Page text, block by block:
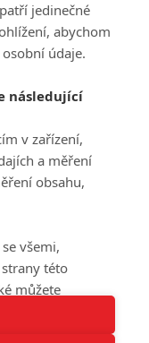
PŘIHLÁSIT
REGISTROVAT
serialy@fandimefilmu.cz
nám na e-mail
|Pravidla webu
All rights reserved /
jedinečné
abychom
údaje.
následující
v zařízení,
a měření
obsahu,
všemi,
této
můžete
na stránce
funkce.